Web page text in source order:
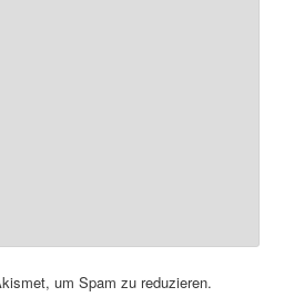
um Spam zu reduzieren.